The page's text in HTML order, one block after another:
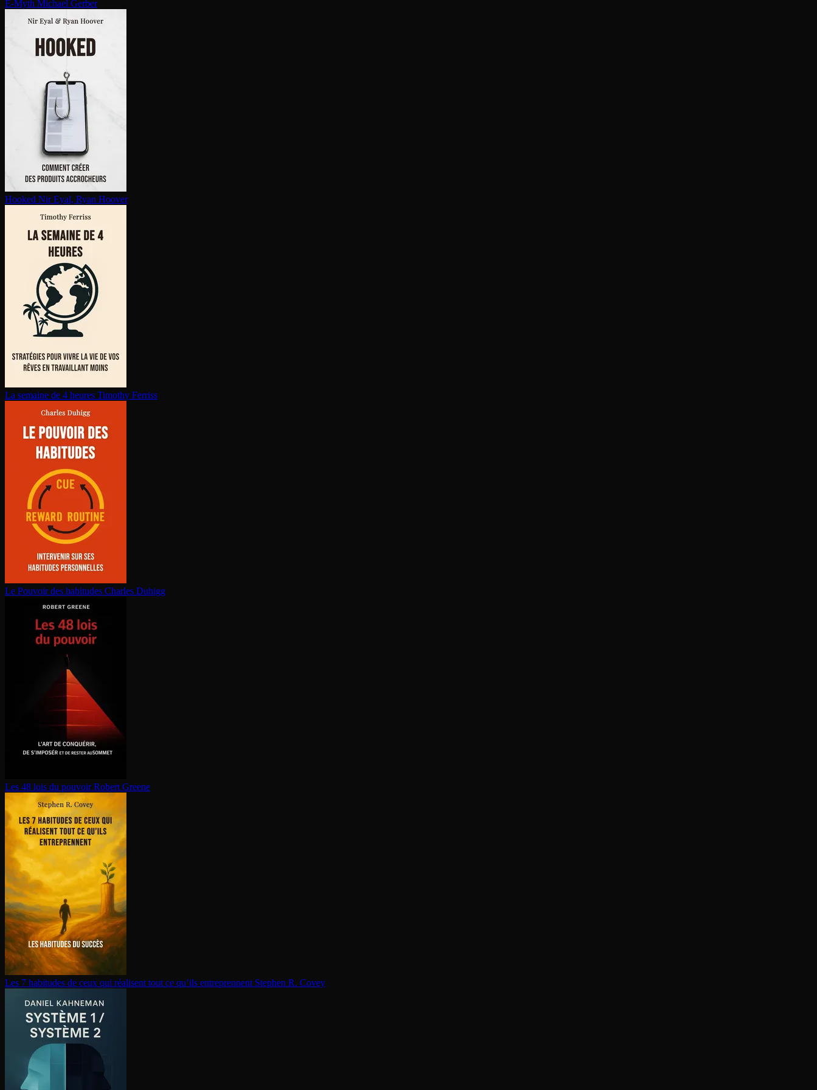
E-Myth Michael Gerber
Hooked Nir Eyal, Ryan Hoover
La semaine de 4 heures Timothy Ferriss
Le Pouvoir des habitudes Charles Duhigg
Les 48 lois du pouvoir Robert Greene
Les 7 habitudes de ceux qui réalisent tout ce qu’ils en­tre­prennent Stephen R. Covey